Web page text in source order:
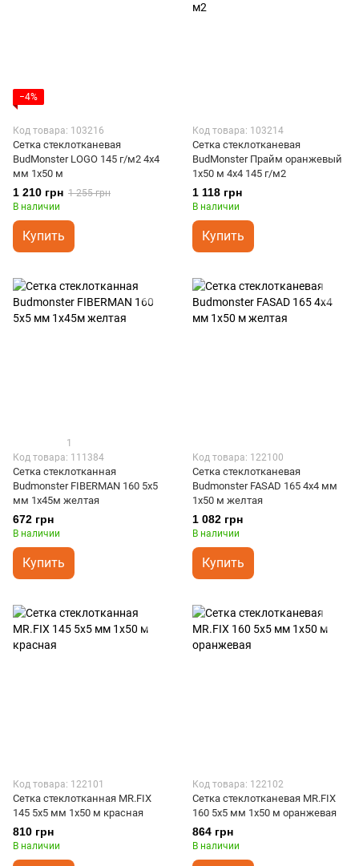
−4%
Код товара: 103216
Сетка стеклотканевая
BudMonster LOGO 145 г/м2 4x4
мм 1x50 м
1 210 грн 1 255 грн
В наличии
Купить
Код товара: 103214
Сетка стеклотканевая
BudMonster Прайм оранжевый
1х50 м 4х4 145 г/м2
1 118 грн
В наличии
Купить
1
Код товара: 111384
Сетка стеклотканная
Budmonster FIBERMAN 160 5х5
мм 1х45м желтая
672 грн
В наличии
Купить
Код товара: 122100
Сетка стеклотканевая
Budmonster FASAD 165 4х4 мм
1х50 м желтая
1 082 грн
В наличии
Купить
Код товара: 122101
Сетка стеклотканная MR.FIX
145 5х5 мм 1х50 м красная
810 грн
В наличии
Код товара: 122102
Сетка стеклотканевая MR.FIX
160 5х5 мм 1х50 м оранжевая
864 грн
В наличии